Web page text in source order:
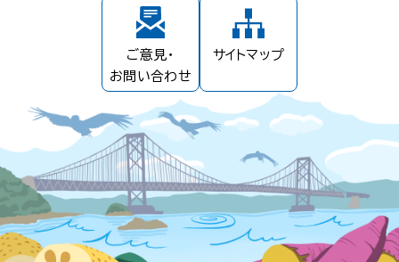
ご意見・
お問い合わせ
サイトマップ